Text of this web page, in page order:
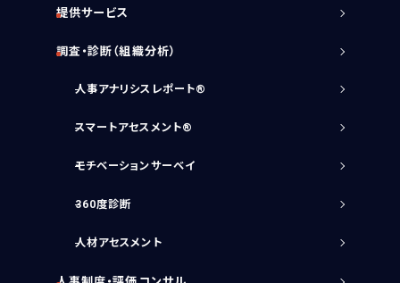
［受付時間］平日 09:00～17:30
提供サービス
調査・診断（組織分析）
人事アナリシスレポート®
スマートアセスメント®
モチベーションサーベイ
360度診断
人材アセスメント